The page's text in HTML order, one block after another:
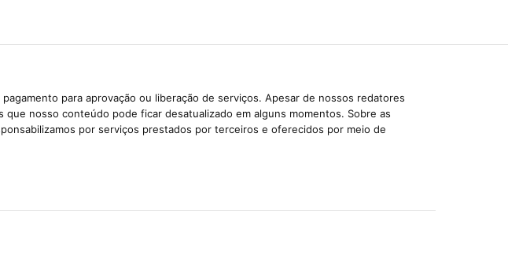
para aprovação ou liberação de serviços. Apesar de nossos redatores
nosso conteúdo pode ficar desatualizado em alguns momentos. Sobre as
por serviços prestados por terceiros e oferecidos por meio de